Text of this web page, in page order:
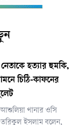
হত্যার হুমকি,
চিঠি-কাফনের
থানার ওসি
তরিকুল ইসলাম বলেন,